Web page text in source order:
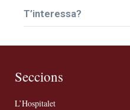
T’interessa?
Seccions
L’Hospitalet